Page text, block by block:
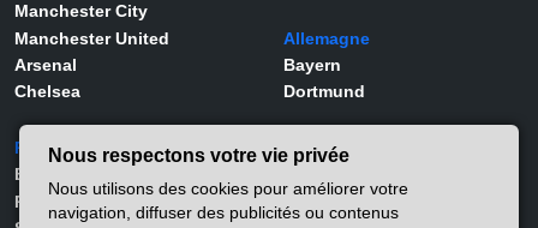
Manchester City
Manchester United
Arsenal
Chelsea
Allemagne
Bayern
Dortmund
Portugal
Benfica
Porto
Joueurs
Nous respectons votre vie privée
Nous utilisons des cookies pour améliorer votre
navigation, diffuser des publicités ou contenus